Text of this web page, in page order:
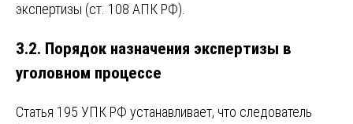
экспертизы (ст. 108 АПК РФ).
3.2. Порядок назначения экспертизы в
уголовном процессе
Статья 195 УПК РФ устанавливает, что следователь